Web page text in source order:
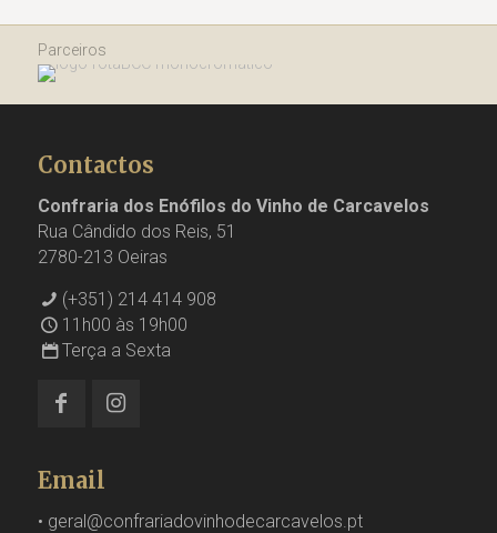
Parceiros
Contactos
Confraria dos Enófilos do Vinho de Carcavelos
Rua Cândido dos Reis, 51
2780-213 Oeiras
(+351) 214 414 908
11h00 às 19h00
Terça a Sexta
Email
• geral@confrariadovinhodecarcavelos.pt